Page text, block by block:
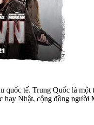
tế. Trung Quốc là
Nhật, cộng đồng người